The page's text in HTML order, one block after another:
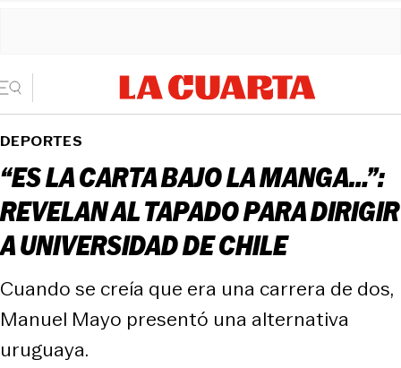
DEPORTES
“ES LA CARTA BAJO LA MANGA…”:
REVELAN AL TAPADO PARA DIRIGIR
A UNIVERSIDAD DE CHILE
Cuando se creía que era una carrera de dos,
Manuel Mayo presentó una alternativa
uruguaya.